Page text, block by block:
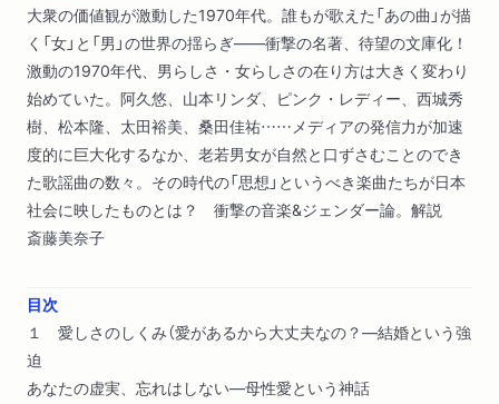
大衆の価値観が激動した1970年代。誰もが歌えた「あの曲」が描
く「女」と「男」の世界の揺らぎ――衝撃の名著、待望の文庫化！
激動の1970年代、男らしさ・女らしさの在り方は大きく変わり
始めていた。阿久悠、山本リンダ、ピンク・レディー、西城秀
樹、松本隆、太田裕美、桑田佳祐……メディアの発信力が加速
度的に巨大化するなか、老若男女が自然と口ずさむことのでき
た歌謡曲の数々。その時代の「思想」というべき楽曲たちが日本
社会に映したものとは？ 衝撃の音楽&ジェンダー論。解説
斎藤美奈子
目次
１ 愛しさのしくみ（愛があるから大丈夫なの？―結婚という強
迫
あなたの虚実、忘れはしない―母性愛という神話